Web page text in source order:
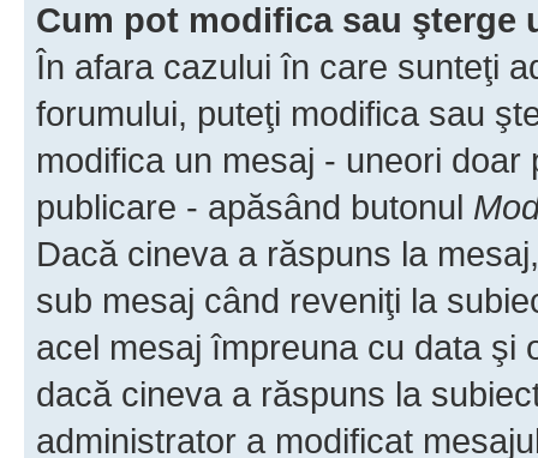
Cum pot modifica sau şterge
În afara cazului în care sunteţi
forumului, puteţi modifica sau
modifica un mesaj - uneori
publicare - apăsând butonul
Dacă cineva a răspuns la
sub mesaj când reveniţi la
acel mesaj împreuna cu data şi
dacă cineva a răspuns la
administrator a modificat